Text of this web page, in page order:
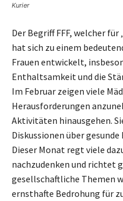
Kurier
Der Begriff FFF, welcher
hat sich zu einem
Frauen entwickelt,
Enthaltsamkeit und die
Im Februar zeigen viele
Herausforderungen
Aktivitäten hinausgehen.
Diskussionen über
Dieser Monat regt viele
nachzudenken und richtet
gesellschaftliche Themen
ernsthafte Bedrohung für